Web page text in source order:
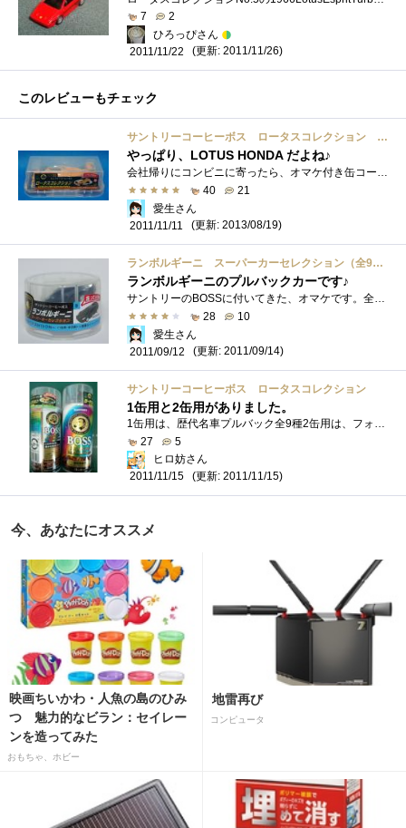
7
2
ひろっぴさん
2011/11/22
(更新: 2011/11/26)
このレビューもチェック
サントリーコーヒーボス ロータスコレクション フォーミュラカーダイキャストプルバック 全６種
やっぱり、LOTUS HONDA だよね♪
会社帰りにコンビニに寄ったら、オマケ付き缶コーヒーを見つけました。今回は、サントリーコーヒーボス ロータスコレクション フォーミュ�...
40
21
愛生さん
2011/11/11
(更新: 2013/08/19)
ランボルギーニ スーパーカーセレクション（全9種類）
ランボルギーニのプルバックカーです♪
サントリーのBOSSに付いてきた、オマケです。全9種類あります♪私は、Gallardo（ガヤルド）を選びました♪作りは、コーヒー缶のオマケですから、�...
28
10
愛生さん
2011/09/12
(更新: 2011/09/14)
サントリーコーヒーボス ロータスコレクション
1缶用と2缶用がありました。
1缶用は、歴代名車プルバック全9種2缶用は、フォーミュラカーダイキャストプルバック全6種が、あるそうですが、なんとか1缶用2種と、2缶用1種捕...
27
5
ヒロ妨さん
2011/11/15
(更新: 2011/11/15)
今、あなたにオススメ
映画ちいかわ・人魚の島のひみ
つ 魅力的なビラン：セイレー
ンを造ってみた
おもちゃ、ホビー
地雷再び
コンピュータ